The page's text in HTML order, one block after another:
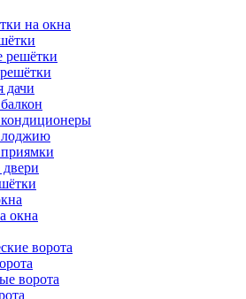
на окна
решётки
дачи
лоджию
окна
ворота
ворота